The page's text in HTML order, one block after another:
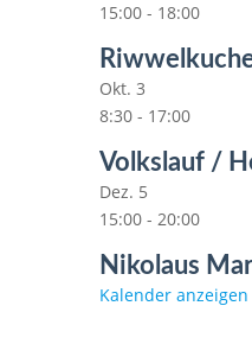
15:00 - 18:00
Okt. 3
8:30 - 17:00
Volkslauf /
Dez. 5
15:00 - 20:00
Nikolaus
Kalender anzeigen